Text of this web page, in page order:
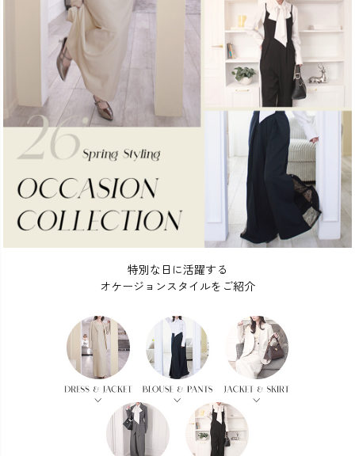
商品タイプ
ORIGINAL HIT ITEM
カラー
在庫なし商品
表示する
表示しない
特別な日に活躍する
オケージョンスタイルをご紹介